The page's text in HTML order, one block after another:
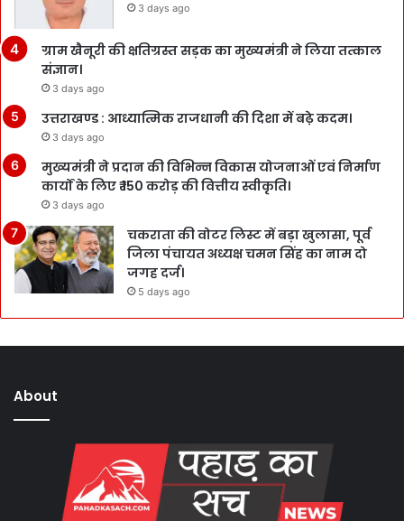
3 days ago
ग्राम खैनूरी की क्षतिग्रस्त सड़क का मुख्यमंत्री ने लिया तत्काल
संज्ञान।
3 days ago
उत्तराखण्ड : आध्यात्मिक राजधानी की दिशा में बढ़े कदम।
3 days ago
मुख्यमंत्री ने प्रदान की विभिन्न विकास योजनाओं एवं निर्माण
कार्यों के लिए ₹ 150 करोड़ की वित्तीय स्वीकृति।
3 days ago
चकराता की वोटर लिस्ट में बड़ा खुलासा, पूर्व
जिला पंचायत अध्यक्ष चमन सिंह का नाम दो
जगह दर्ज।
5 days ago
About